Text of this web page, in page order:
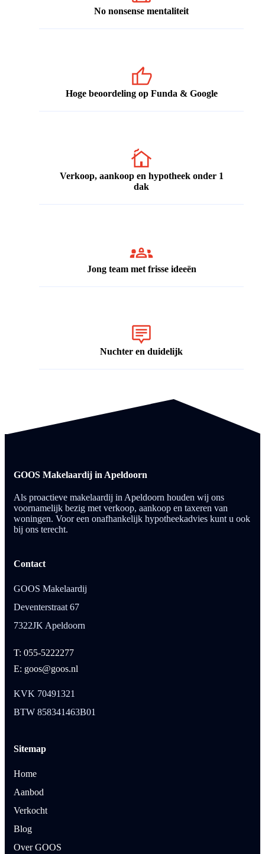
No nonsense mentaliteit
Hoge beoordeling op Funda & Google
Verkoop, aankoop en hypotheek onder 1
dak
Jong team met frisse ideeën
Nuchter en duidelijk
GOOS Makelaardij in Apeldoorn
Als proactieve makelaardij in Apeldoorn houden wij ons
voornamelijk bezig met verkoop, aankoop en taxeren van
woningen. Voor een onafhankelijk hypotheekadvies kunt u ook
bij ons terecht.
Contact
GOOS Makelaardij
Deventerstraat 67
7322JK Apeldoorn
T: 055-5222277
E: goos@goos.nl
KVK 70491321
BTW 858341463B01
Sitemap
Home
Aanbod
Verkocht
Blog
Over GOOS